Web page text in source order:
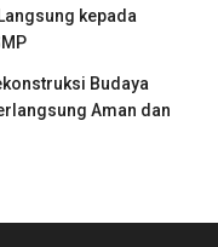
kepada
Budaya
Aman dan